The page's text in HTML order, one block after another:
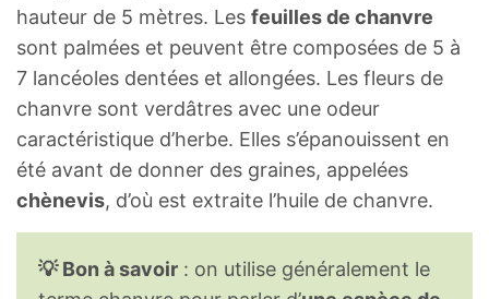
hauteur de 5 mètres. Les feuilles de chanvre
sont palmées et peuvent être composées de 5 à
7 lancéoles dentées et allongées. Les fleurs de
chanvre sont verdâtres avec une odeur
caractéristique d’herbe. Elles s’épanouissent en
été avant de donner des graines, appelées
chènevis, d’où est extraite l’huile de chanvre.
💡 Bon à savoir : on utilise généralement le